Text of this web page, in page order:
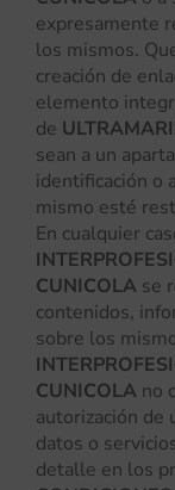
expresamente
los mismos.
creación de
elemento
de
sean a un
identificación o
mismo esté
En cualquier
CUNICOLA se
contenidos,
sobre los
CUNICOLA no
autorización de
datos o
detalle en los